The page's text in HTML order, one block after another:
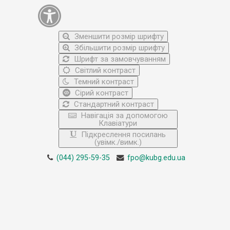
Зменшити розмір шрифту
Збільшити розмір шрифту
Шрифт за замовчуванням
Світлий контраст
Темний контраст
Сірий контраст
Стандартний контраст
Навігація за допомогою
Клавіатури
Підкреслення посилань
(увімк./вимк.)
(044) 295-59-35 fpo@kubg.edu.ua